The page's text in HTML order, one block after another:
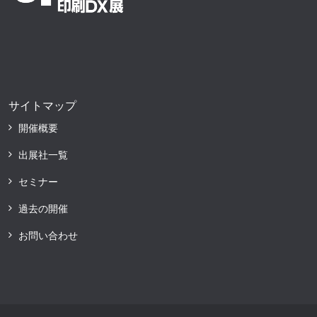
サイトマップ
開催概要
出展社一覧
セミナー
過去の開催
お問い合わせ